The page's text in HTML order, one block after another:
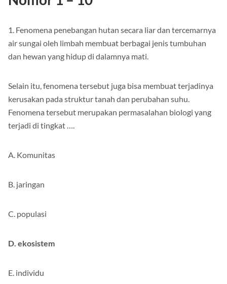
1. Fenomena penebangan hutan secara liar dan tercemarnya
air sungai oleh limbah membuat berbagai jenis tumbuhan
dan hewan yang hidup di dalamnya mati.
Selain itu, fenomena tersebut juga bisa membuat terjadinya
kerusakan pada struktur tanah dan perubahan suhu.
Fenomena tersebut merupakan permasalahan biologi yang
terjadi di tingkat ….
A. Komunitas
B. jaringan
C. populasi
D. ekosistem
E. individu